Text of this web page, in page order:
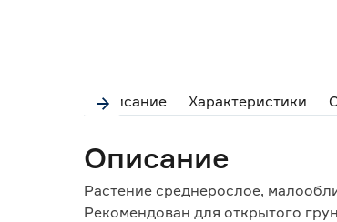
Описание Характеристики
Описание
Растение среднерослое,
Рекомендован для открытого